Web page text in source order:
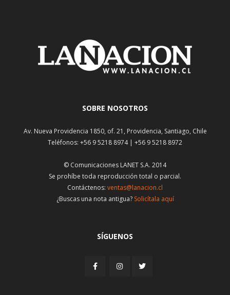
SOBRE NOSOTROS
Av. Nueva Providencia 1850, of. 21, Providencia, Santiago, Chile
Teléfonos: +56 9 5218 8974 | +56 9 5218 8972
© Comunicaciones LANET S.A. 2014
Se prohíbe toda reproducción total o parcial.
Contáctenos: ventas@lanacion.cl
¿Buscas una nota antigua? Solicítala aquí
SÍGUENOS